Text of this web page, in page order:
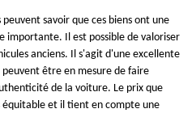
peuvent savoir que ces biens ont une
Il est possible de valoriser
anciens. Il s'agit d'une excellente
être en mesure de faire
de la voiture. Le prix que
et il tient en compte une